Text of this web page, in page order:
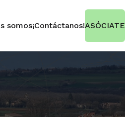
somos¡Contáctanos!ASÓCIATE